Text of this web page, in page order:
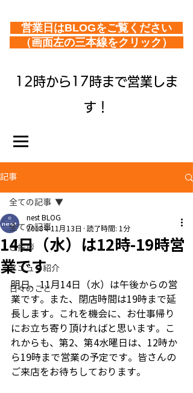
営業日はBLOGをご覧ください
（画面左の三本線をクリック）
12時から17時まで営業しま
す！
記事
全ての記事
ご挨拶
メニュー紹介
日々のこと
全ての記事
14日（水）は12時-19時営
業です
nest BLOG
2018年11月13日
読了時間: 1分
明日、11月14日（水）は午後からの営
業です。また、閉店時間は19時まで延
長します。これを機会に、お仕事帰り
にお立ち寄り頂ければと思います。こ
れからも、第2、第4水曜日は、12時か
ら19時まで営業の予定です。皆さんの
ご来店をお待ちしております。